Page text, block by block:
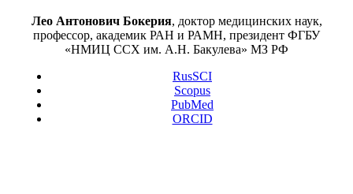
Лео Антонович Бокерия, доктор медицинских наук,
профессор, академик РАН и РАМН, президент ФГБУ
«НМИЦ ССХ им. А.Н. Бакулева» МЗ РФ
RusSCI
Scopus
PubMed
ORCID